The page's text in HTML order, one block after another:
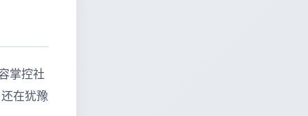
掌控社
在犹豫